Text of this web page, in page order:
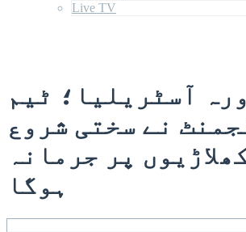
Live TV
آسٹریلیا؛ ٹیم
نے سختی شروع
پر جرمانہ
ہوگا